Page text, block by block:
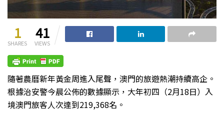
1
SHARES
41
VIEWS
隨著農曆新年黃金周進入尾聲，澳門的旅遊熱潮持續高企。
根據治安警今晨公佈的數據顯示，大年初四（2月18日）入
境澳門旅客人次達到219,368名。